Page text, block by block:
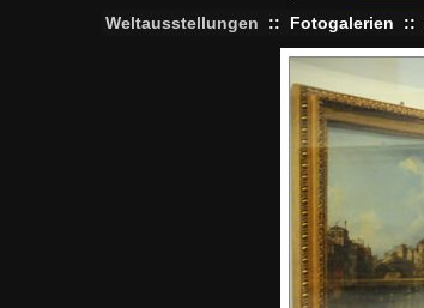
Weltausstellungen :: Fotogalerien ::